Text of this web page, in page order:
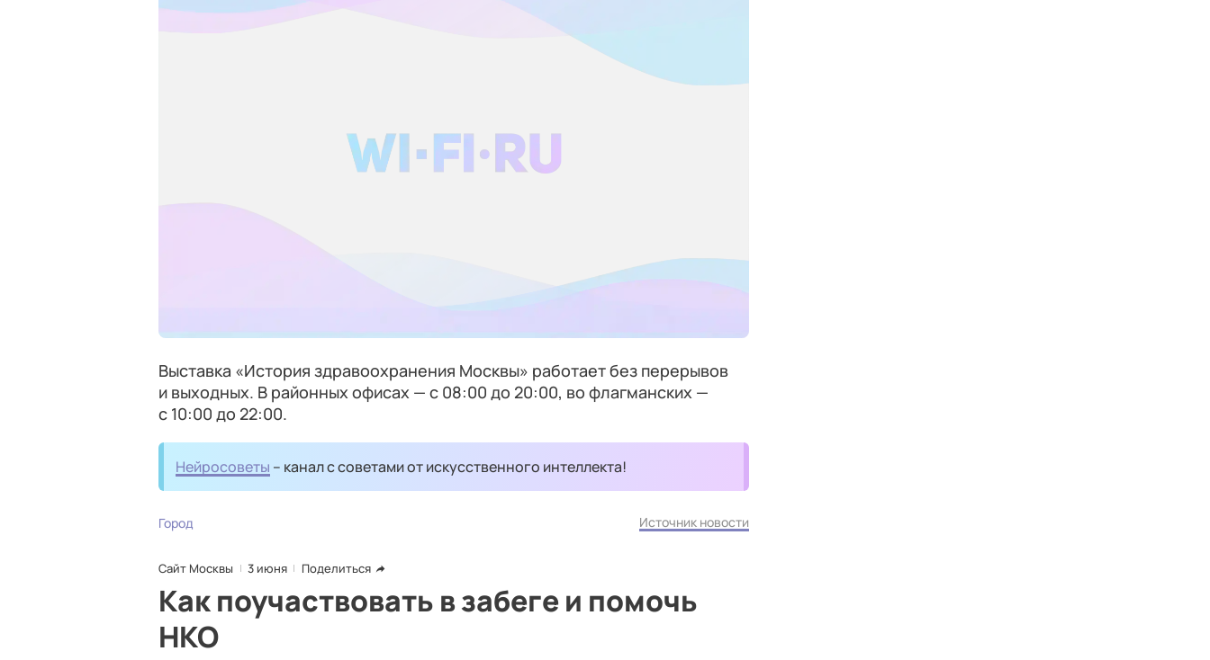
Выставка «История здравоохранения Москвы» работает без перерывов
и выходных. В районных офисах — с 08:00 до 20:00, во флагманских —
с 10:00 до 22:00.
Нейросоветы – канал с советами от искусственного интеллекта!
Город Источник новости
Сайт Москвы 3 июня Поделиться
Как поучаствовать в забеге и помочь
НКО